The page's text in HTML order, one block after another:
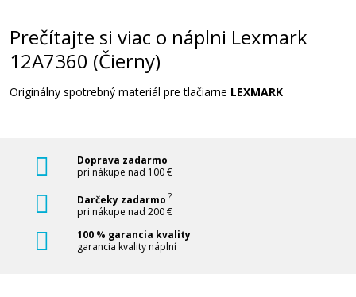
Prečítajte si viac o náplni Lexmark
12A7360 (Čierny)
Originálny spotrebný materiál pre tlačiarne LEXMARK
Doprava zadarmo
pri nákupe nad 100 €
Darčeky zadarmo ?
pri nákupe nad 200 €
100 % garancia kvality
garancia kvality náplní